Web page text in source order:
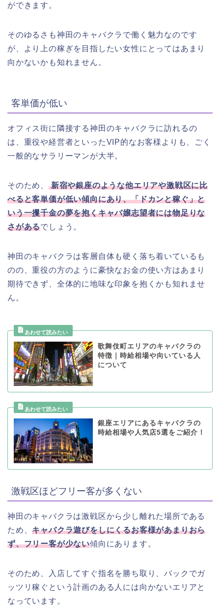
ができます。
そのゆるさも神田のキャバクラで働く魅力なのです
が、より上の稼ぎを目指したい女性にとってはあまり
向かないかも知れません。
客単価が低い
オフィス街に隣接する神田のキャバクラに訪れるの
は、重役や経営者といったVIP的なお客様よりも、ごく
一般的なサラリーマンが大半。
そのため、 新宿や銀座のような他エリアや激戦区に比
べると客単価が低い傾向にあり、「ドカンと稼ぐ」と
いう一攫千金の夢を抱くキャバ嬢志望者には物足りな
さがあるでしょう。
神田のキャバクラは客層自体も硬く落ち着いているも
のの、重役の方のように豪快なお金の使い方はあまり
期待できず、全体的に地味な印象を抱くかも知れませ
ん。
歌舞伎町エリアのキャバクラの
特徴｜時給相場や向いている人
について
銀座エリアにあるキャバクラの
時給相場や人気店5選をご紹介！
激戦区ほどフリー客が多くない
神田のキャバクラは激戦区から少し離れた場所である
ため、キャバクラ遊びをしにくるお客様があまりおら
ず、フリー客が少ない傾向にあります。
そのため、入店してすぐ指名を勝ち取り、バックでガ
ッツリ稼ぐという計画のある人には向かないエリアと
なっています。